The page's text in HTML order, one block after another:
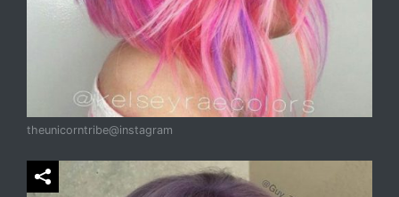
theunicorntribe@instagram